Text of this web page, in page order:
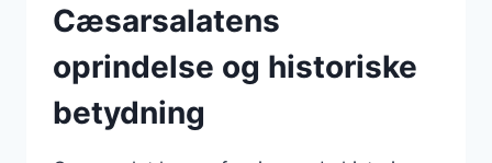
Cæsarsalatens
oprindelse og historiske
betydning